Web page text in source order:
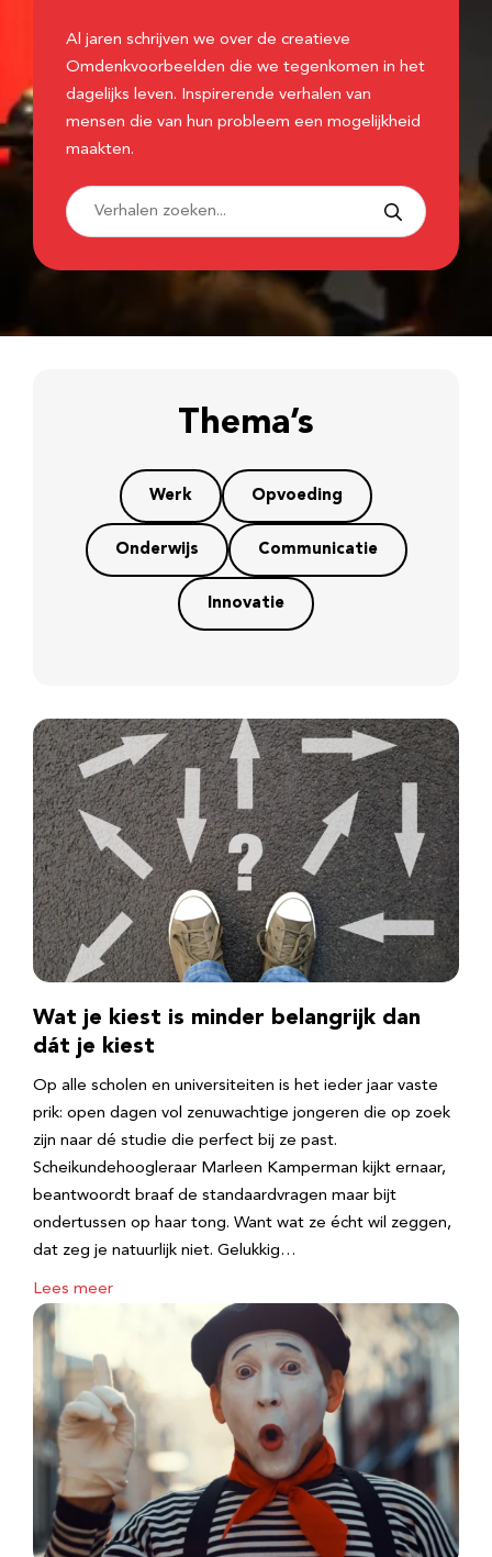
Al jaren schrijven we over de creatieve
Omdenkvoorbeelden die we tegenkomen in het
dagelijks leven. Inspirerende verhalen van
mensen die van hun probleem een mogelijkheid
maakten.
Thema’s
Werk Opvoeding
Onderwijs Communicatie
Innovatie
Wat je kiest is minder belangrijk dan
dát je kiest
Op alle scholen en universiteiten is het ieder jaar vaste
prik: open dagen vol zenuwachtige jongeren die op zoek
zijn naar dé studie die perfect bij ze past.
Scheikundehoogleraar Marleen Kamperman kijkt ernaar,
beantwoordt braaf de standaardvragen maar bijt
ondertussen op haar tong. Want wat ze écht wil zeggen,
dat zeg je natuurlijk niet. Gelukkig…
Lees meer